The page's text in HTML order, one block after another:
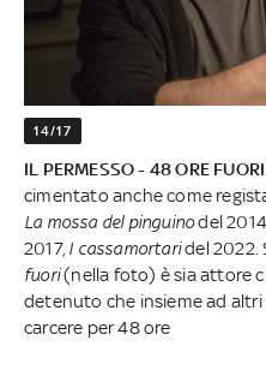
14/17
IL PERMESSO - 48 ORE FUORI
cimentato anche come
La mossa del pinguinodel 2014,
2017, I cassamortaridel 2022.
fuori(nella foto) è sia attore
detenuto che insieme ad altri
carcere per 48 ore